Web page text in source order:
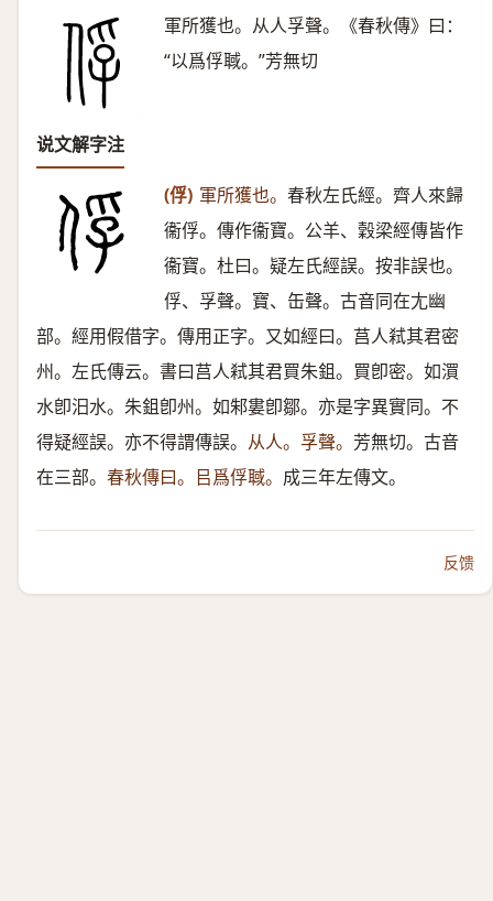
軍所獲也。从人孚聲。《春秋傳》曰：
“以爲俘聝。”芳無切
说文解字注
(俘) 軍所獲也。 春秋左氏經。齊人來歸
衞俘。傳作衞寶。公羊、穀梁經傳皆作
衞寶。杜曰。疑左氏經誤。按非誤也。
俘、孚聲。寶、缶聲。古音同在尢幽
部。經用假借字。傳用正字。又如經曰。莒人弒其君密
州。左氏傳云。書曰莒人弒其君買朱鉏。買卽密。如㵋
水卽汨水。朱鉏卽州。如邾婁卽鄒。亦是字異實同。不
得疑經誤。亦不得謂傳誤。 从人。孚聲。 芳無切。古音
在三部。 春秋傳曰。㠯爲俘聝。 成三年左傳文。
反馈